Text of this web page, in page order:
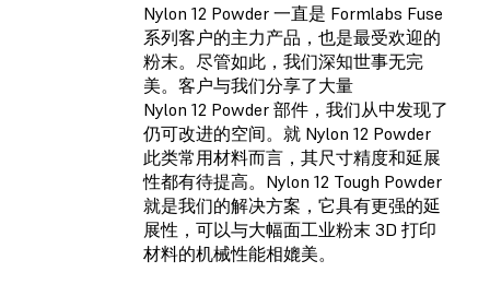
Nylon 12 Powder 一直是 Formlabs Fuse
系列客户的主力产品，也是最受欢迎的
粉末。尽管如此，我们深知世事无完
美。客户与我们分享了大量
Nylon 12 Powder 部件，我们从中发现了
仍可改进的空间。就 Nylon 12 Powder
此类常用材料而言，其尺寸精度和延展
性都有待提高。 Nylon 12 Tough Powder
就是我们的解决方案，它具有更强的延
展性，可以与大幅面工业粉末 3D 打印
材料的机械性能相媲美。